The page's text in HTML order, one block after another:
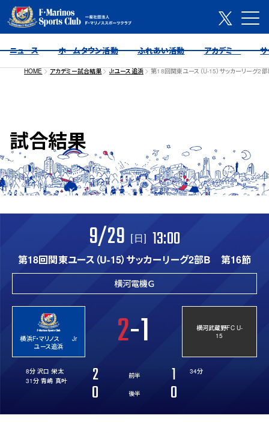
ニュース ホームタウン活動 ふれあい活動 アカデミー
HOME アカデミー試合結果 Jrユース追浜 第18回関東ユース（U-15）サッカーリーグ
試合結果
9/29 [日] 13:00
第18回関東ユース（U-15）サッカーリーグ2部B 第16節
横河電機Ｇ
横浜F・マリノス Jr
ユース追浜
2-1
横河武蔵野FC U-
15
8分 沢口 栄太
31分 青嶋 真叶
2 前半 1
0 後半 0
34分